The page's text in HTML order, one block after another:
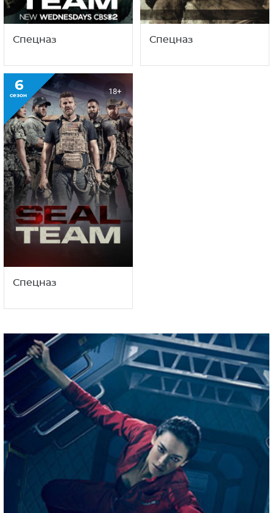
Спецназ Спецназ
6
сезон 18+
Спецназ